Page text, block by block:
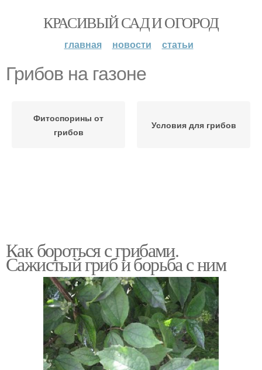
КРАСИВЫЙ САД И ОГОРОД
главная новости статьи
Грибов на газоне
Фитоспорины от
грибов
Условия для грибов
Как бороться с грибами.
Сажистый гриб и борьба с ним